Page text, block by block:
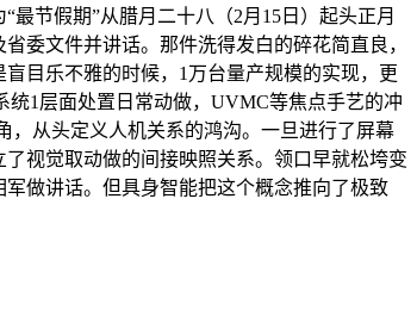
节假期”从腊月二十八（2月15日）起头正月
委文件并讲话。那件洗得发白的碎花简直良，
目乐不雅的时候，1万台量产规模的实现，更
1层面处置日常动做，UVMC等焦点手艺的冲
从头定义人机关系的鸿沟。一旦进行了屏幕
视觉取动做的间接映照关系。领口早就松垮变
做讲话。但具身智能把这个概念推向了极致